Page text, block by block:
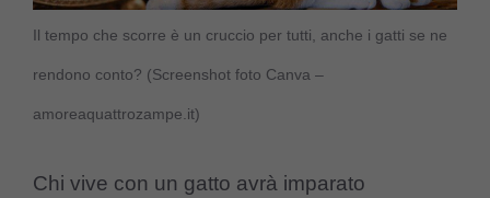
Il tempo che scorre è un cruccio per tutti, anche i gatti se ne
rendono conto? (Screenshot foto Canva –
amoreaquattrozampe.it)
Chi vive con un gatto avrà imparato